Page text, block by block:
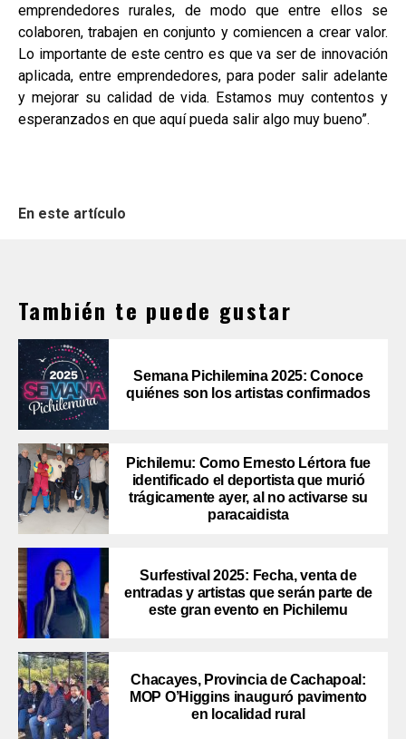
emprendedores rurales, de modo que entre ellos se
colaboren, trabajen en conjunto y comiencen a crear valor.
Lo importante de este centro es que va ser de innovación
aplicada, entre emprendedores, para poder salir adelante
y mejorar su calidad de vida. Estamos muy contentos y
esperanzados en que aquí pueda salir algo muy bueno”.
En este artículo
También te puede gustar
Semana Pichilemina 2025: Conoce
quiénes son los artistas confirmados
Pichilemu: Como Ernesto Lértora fue
identificado el deportista que murió
trágicamente ayer, al no activarse su
paracaidista
Surfestival 2025: Fecha, venta de
entradas y artistas que serán parte de
este gran evento en Pichilemu
Chacayes, Provincia de Cachapoal:
MOP O’Higgins inauguró pavimento
en localidad rural